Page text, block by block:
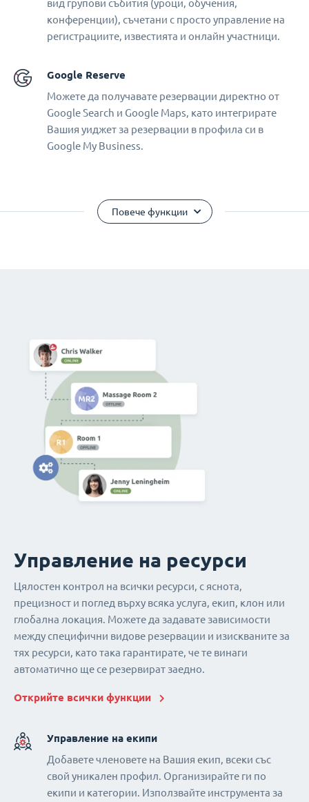
вид групови събития (уроци, обучения,
конференции), съчетани с просто управление на
регистрациите, известията и онлайн участници.
Google Reserve
Можете да получавате резервации директно от
Google Search и Google Maps, като интегрирате
Вашия уиджет за резервации в профила си в
Google My Business.
Повече функции
Управление на ресурси
Цялостен контрол на всички ресурси, с яснота,
прецизност и поглед върху всяка услуга, екип, клон или
глобална локация. Можете да задавате зависимости
между специфични видове резервации и изискваните за
тях ресурси, като така гарантирате, че те винаги
автоматично ще се резервират заедно.
Открийте всички функции
Управление на екипи
Добавете членовете на Вашия екип, всеки със
свой уникален профил. Организирайте ги по
екипи и категории. Използвайте инструмента за